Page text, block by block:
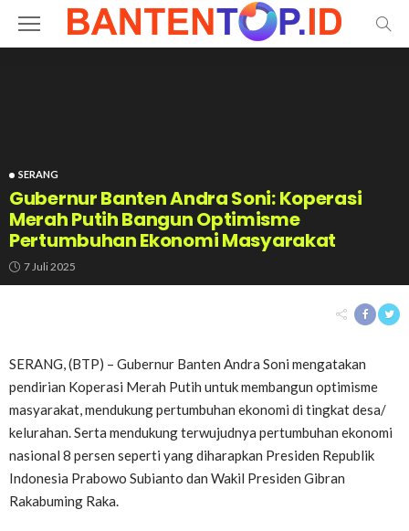
SERANG
Gubernur Banten Andra Soni: Koperasi
Merah Putih Bangun Optimisme
Pertumbuhan Ekonomi Masyarakat
7 Juli 2025
SERANG, (BTP) – Gubernur Banten Andra Soni mengatakan
pendirian Koperasi Merah Putih untuk membangun optimisme
masyarakat, mendukung pertumbuhan ekonomi di tingkat desa/
kelurahan. Serta mendukung terwujudnya pertumbuhan ekonomi
nasional 8 persen seperti yang diharapkan Presiden Republik
Indonesia Prabowo Subianto dan Wakil Presiden Gibran
Rakabuming Raka.